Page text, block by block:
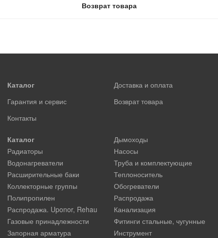
Возврат товара
Каталог
Доставка и оплата
Гарантия и сервис
Возврат товара
Контакты
Каталог
Дымоходы
Радиаторы
Насосы
Водонагреватели
Труба и комплектующие
Расширительные баки
Теплоноситель
Коллекторные группы
Обогреватели
Полипропилен
Распродажа
Распродажа. Uponor, Rehau
Канализация
Газовые принадлежности
Фитинги стальные, чугунные
Запорная арматура
Инструмент